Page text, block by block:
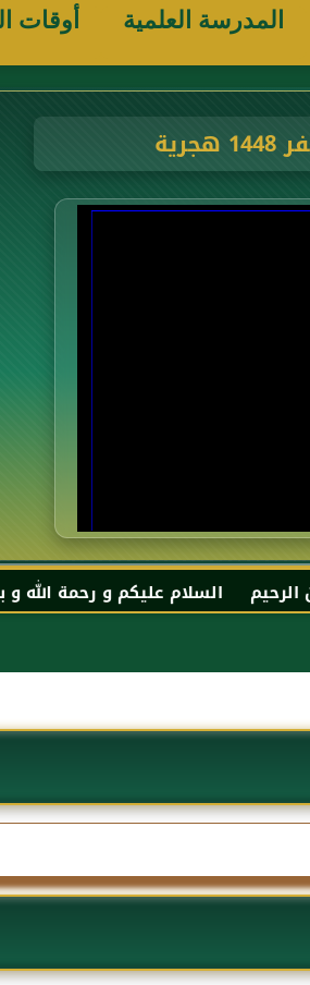
المدرسة العلمية أوقات
و رحمة الله و بركاته مرحبا بك